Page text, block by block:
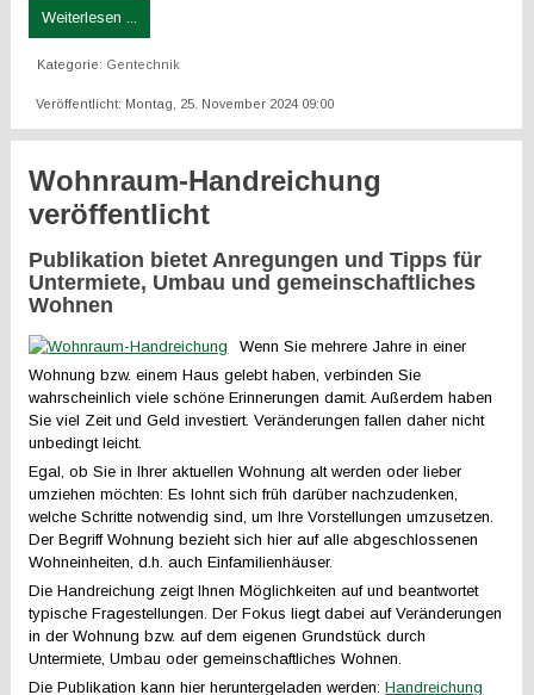
Weiterlesen ...
Kategorie: Gentechnik
Veröffentlicht: Montag, 25. November 2024 09:00
Wohnraum-Handreichung
veröffentlicht
Publikation bietet Anregungen und Tipps für
Untermiete, Umbau und gemeinschaftliches
Wohnen
Wenn Sie mehrere Jahre in einer
Wohnung bzw. einem Haus gelebt haben, verbinden Sie
wahrscheinlich viele schöne Erinnerungen damit. Außerdem haben
Sie viel Zeit und Geld investiert. Veränderungen fallen daher nicht
unbedingt leicht.
Egal, ob Sie in Ihrer aktuellen Wohnung alt werden oder lieber
umziehen möchten: Es lohnt sich früh darüber nachzudenken,
welche Schritte notwendig sind, um Ihre Vorstellungen umzusetzen.
Der Begriff Wohnung bezieht sich hier auf alle abgeschlossenen
Wohneinheiten, d.h. auch Einfamilienhäuser.
Die Handreichung zeigt Ihnen Möglichkeiten auf und beantwortet
typische Fragestellungen. Der Fokus liegt dabei auf Veränderungen
in der Wohnung bzw. auf dem eigenen Grundstück durch
Untermiete, Umbau oder gemeinschaftliches Wohnen.
Die Publikation kann hier heruntergeladen werden:Handreichung